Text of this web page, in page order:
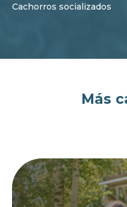
Cachorros socializados
Más